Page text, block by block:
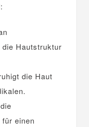
Hautstruktur
die Haut
einen